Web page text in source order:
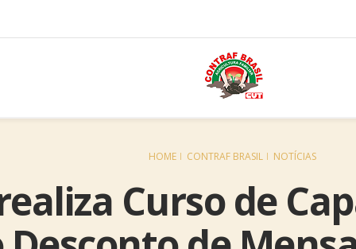
HOME CONTRAF BRASIL NOTÍCIAS
realiza Curso de